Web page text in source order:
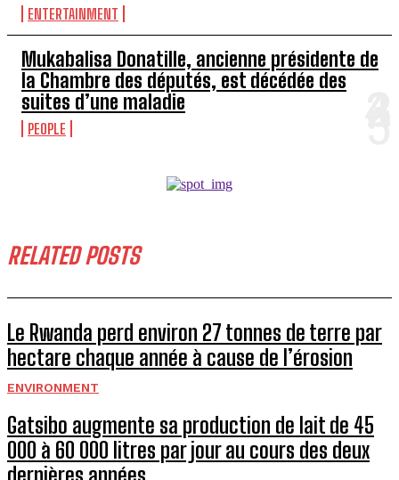
ENTERTAINMENT
Mukabalisa Donatille, ancienne présidente de
la Chambre des députés, est décédée des
suites d’une maladie
PEOPLE
RELATED POSTS
Le Rwanda perd environ 27 tonnes de terre par
hectare chaque année à cause de l’érosion
ENVIRONMENT
Gatsibo augmente sa production de lait de 45
000 à 60 000 litres par jour au cours des deux